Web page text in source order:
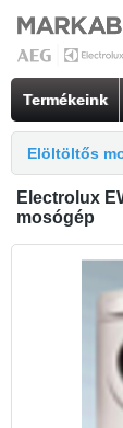
Termékeink
Elöltöltős
Electrolux
mosógép